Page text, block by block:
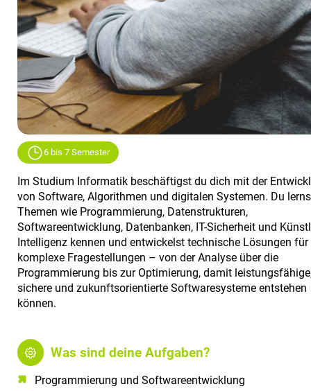
6 bis 7 Semester
Im Studium Informatik beschäftigst du dich mit der
von Software, Algorithmen und digitalen Systemen. Du
Themen wie Programmierung, Datenstrukturen,
Softwareentwicklung, Datenbanken, IT-Sicherheit und
Intelligenz kennen und entwickelst technische Lösungen für
komplexe Fragestellungen – von der Analyse über die
Programmierung bis zur Optimierung, damit
sichere und zukunftsorientierte Softwaresysteme entstehen
können.
Was sind deine Aufgaben?
Programmierung und Softwareentwicklung